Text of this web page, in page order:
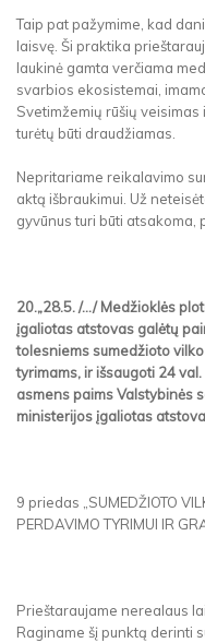
Taip pat pažymime, kad
laisvę. Ši praktika
laukinė gamta verčiama
svarbios ekosistemai,
Svetimžemių rūšių
turėtų būti draudžiamas.
Nepritariame reikalavimo
aktą išbraukimui. Už
gyvūnus turi būti atsakoma,
20.„28.5. /.../ Medžioklės
įgaliotas atstovas galėtų
tolesniems sumedžioto
tyrimams, ir išsaugoti 24
asmens paims Valstybinės
ministerijos įgaliotas
9 priedas „SUMEDŽIOTO
PERDAVIMO TYRIMUI IR
Prieštaraujame nerealaus
Raginame šį punktą derinti